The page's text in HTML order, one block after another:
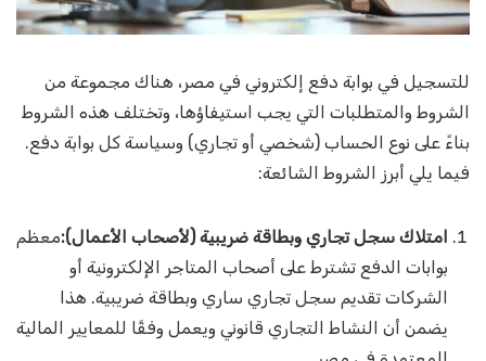
للتسجيل في بوابة دفع إلكتروني في مصر، هناك مجموعة من
الشروط والمتطلبات التي يجب استيفاؤها، وتختلف هذه الشروط
بناءً على نوع الحساب (شخصي أو تجاري) وسياسة كل بوابة دفع.
فيما يلي أبرز الشروط الشائعة:
امتلاك سجل تجاري وبطاقة ضريبية (لأصحاب الأعمال):معظم
بوابات الدفع تشترط على أصحاب المتاجر الإلكترونية أو
الشركات تقديم سجل تجاري ساري وبطاقة ضريبية. هذا
يضمن أن النشاط التجاري قانوني ويعمل وفقًا للمعايير المالية